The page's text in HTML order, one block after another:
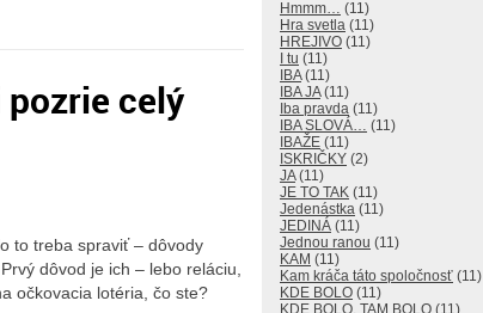
celý
to treba spraviť – dôvody
dôvod je ich – lebo reláciu,
očkovacia lotéria, čo ste?
Hmmm… (11)
Hra svetla (11)
HREJIVO (11)
I tu (11)
IBA(11)
IBA JA(11)
Iba pravda (11)
IBA SLOVÁ… (11)
IBAŽE (11)
ISKRIČKY (2)
JA(11)
JE TO TAK (11)
Jedenástka (11)
JEDINÁ (11)
Jednou ranou (11)
KAM (11)
Kam kráča táto spoločnosť (11)
KDE BOLO (11)
KDE BOLO, TAM BOLO (11)